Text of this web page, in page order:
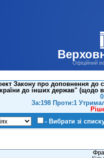
Офіційний
Закону про доповнення до
до інших держав" (щодо
За:198 Проти:1
- Вибрати зі